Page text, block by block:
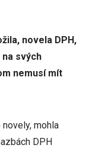
novela DPH,
svých
nemusí mít
mohla
DPH